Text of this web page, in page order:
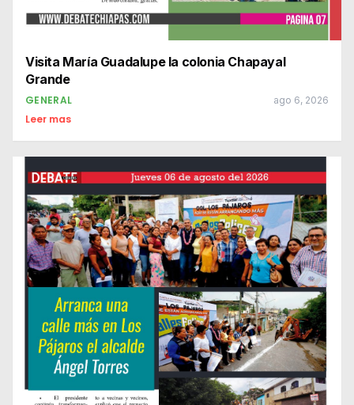
Visita María Guadalupe la colonia Chapayal
Grande
GENERAL ago 6, 2026
Leer mas